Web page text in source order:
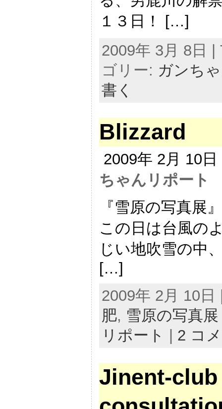
１３日！ […]
2009年 3月 8日
ゴリー: ガンち
書く
Blizzard
2009年 2月 10
ちゃんリポート
『雪原の写真展
この日は台風の
じい地吹雪の中
[…]
2009年 2月 10
肥, 雪原の写真展
リポート
2 コ
Jinent-club